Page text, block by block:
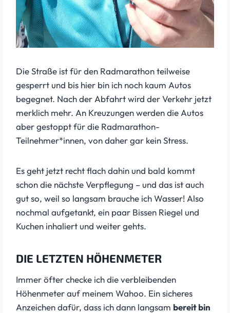
Die Straße ist für den Radmarathon teilweise
gesperrt und bis hier bin ich noch kaum Autos
begegnet. Nach der Abfahrt wird der Verkehr jetzt
merklich mehr. An Kreuzungen werden die Autos
aber gestoppt für die Radmarathon-
Teilnehmer*innen, von daher gar kein Stress.
Es geht jetzt recht flach dahin und bald kommt
schon die nächste Verpflegung – und das ist auch
gut so, weil so langsam brauche ich Wasser! Also
nochmal aufgetankt, ein paar Bissen Riegel und
Kuchen inhaliert und weiter gehts.
DIE LETZTEN HÖHENMETER
Immer öfter checke ich die verbleibenden
Höhenmeter auf meinem Wahoo. Ein sicheres
Anzeichen dafür, dass ich dann langsam bereit bin